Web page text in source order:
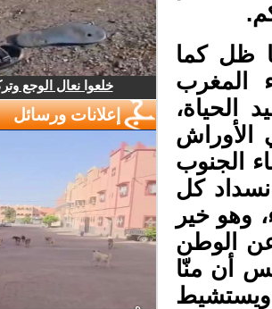
ظل كما
المغرب
الجنوب
كل
وهو خير
الوطن
أن منّا
خلعوا نعال الوجع
إعلانات ورسائل